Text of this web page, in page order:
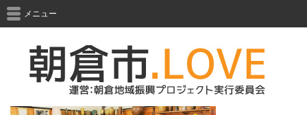
メニュー